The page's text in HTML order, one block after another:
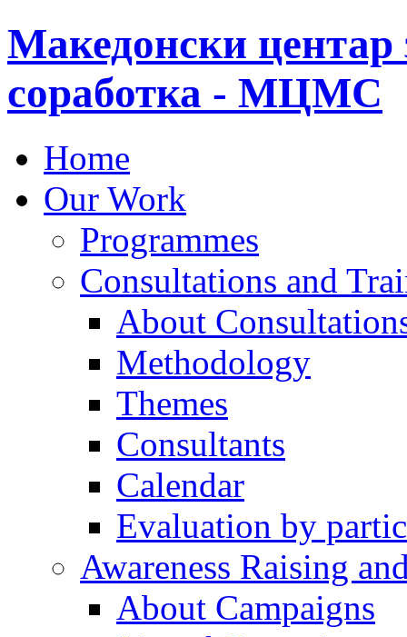
Македонски центар
соработка - МЦМС
Home
Our Work
Programmes
Consultations and
About
Methodology
Themes
Consultants
Calendar
Evaluation by
Awareness Raising
About Campaigns